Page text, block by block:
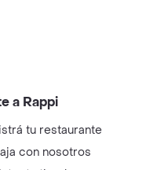
a Rappi
tu restaurante
con nosotros